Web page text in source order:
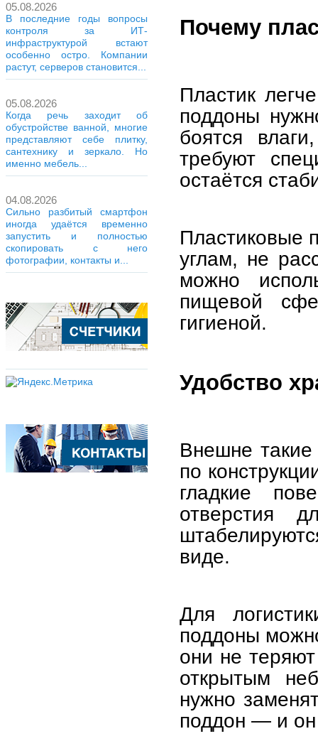
05.08.2026
В последние годы вопросы
контроля за ИТ-
инфраструктурой встают
особенно остро. Компании
растут, серверов становится...
05.08.2026
Когда речь заходит об
обустройстве ванной, многие
представляют себе плитку,
сантехнику и зеркало. Но
именно мебель...
04.08.2026
Сильно разбитый смартфон
иногда удаётся временно
запустить и полностью
скопировать с него
фотографии, контакты и...
Почему
Пластик
поддоны
боятся
требуют
остаётся
Пластиковые
углам, не
можно
пищевой
гигиеной.
Удобство
Внешне
по
гладкие
отверстия
виде.
Для
поддоны
они не
открытым
нужно
поддон — и он